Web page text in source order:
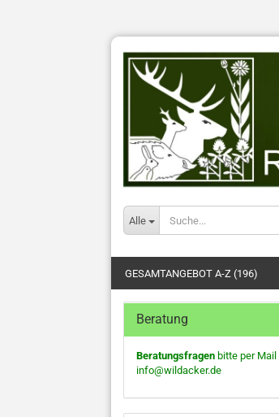
Alle
GESAMTANGEBOT A-Z (196)
Beratung
Beratungsfragen bitte per Mail
info@wildacker.de